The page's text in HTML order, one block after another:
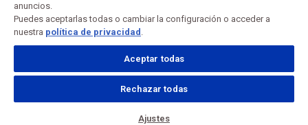
Pie
de
página:
Menú
Aviso legalPolítica de cookiesPolítica de privacidadAjustes de cookies
© 2023 El Blog de Deporte · Todos los derechos reservados
anuncios.
Puedes aceptarlas todas o cambiar la configuración o acceder a
nuestra política de privacidad .
Aceptar todas
Rechazar todas
Ajustes